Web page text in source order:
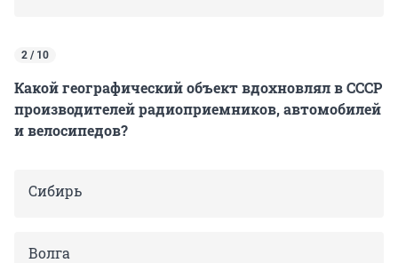
2 / 10
Какой географический объект вдохновлял в СССР
производителей радиоприемников, автомобилей
и велосипедов?
Сибирь
Волга